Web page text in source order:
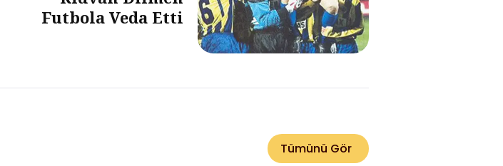
Futbola Veda Etti
Tümünü Gör